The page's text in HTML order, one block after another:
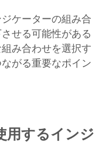
ケーターの組み合
せる可能性がある
み合わせを選択す
がる重要なポイン
用するインジ